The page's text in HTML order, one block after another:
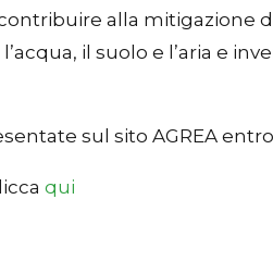
alla mitigazione
il suolo e l’aria e
sul sito AGREA entro
qui